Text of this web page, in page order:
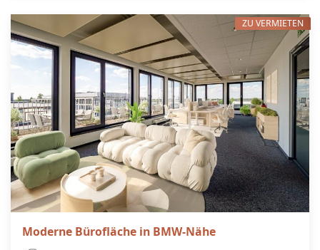
Moderne Bürofläche in BMW-Nähe
ZU VERMIETEN